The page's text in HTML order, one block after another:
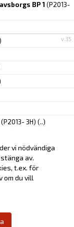
BP 1 (P2013-
v.35
(P2013- 3H) (..)
vi nödvändiga
av.
t.ex. för
om du vill